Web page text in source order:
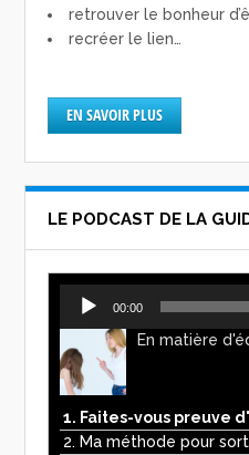
retrouver le bonheur
recréer le lien…
EN SAVOIR PLUS
LE PODCAST DE LA
Lecteur
audio
00:00